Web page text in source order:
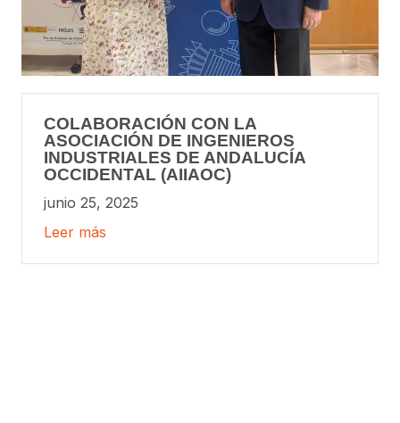
COLABORACIÓN CON LA
ASOCIACIÓN DE INGENIEROS
INDUSTRIALES DE ANDALUCÍA
OCCIDENTAL (AIIAOC)
junio 25, 2025
Leer más